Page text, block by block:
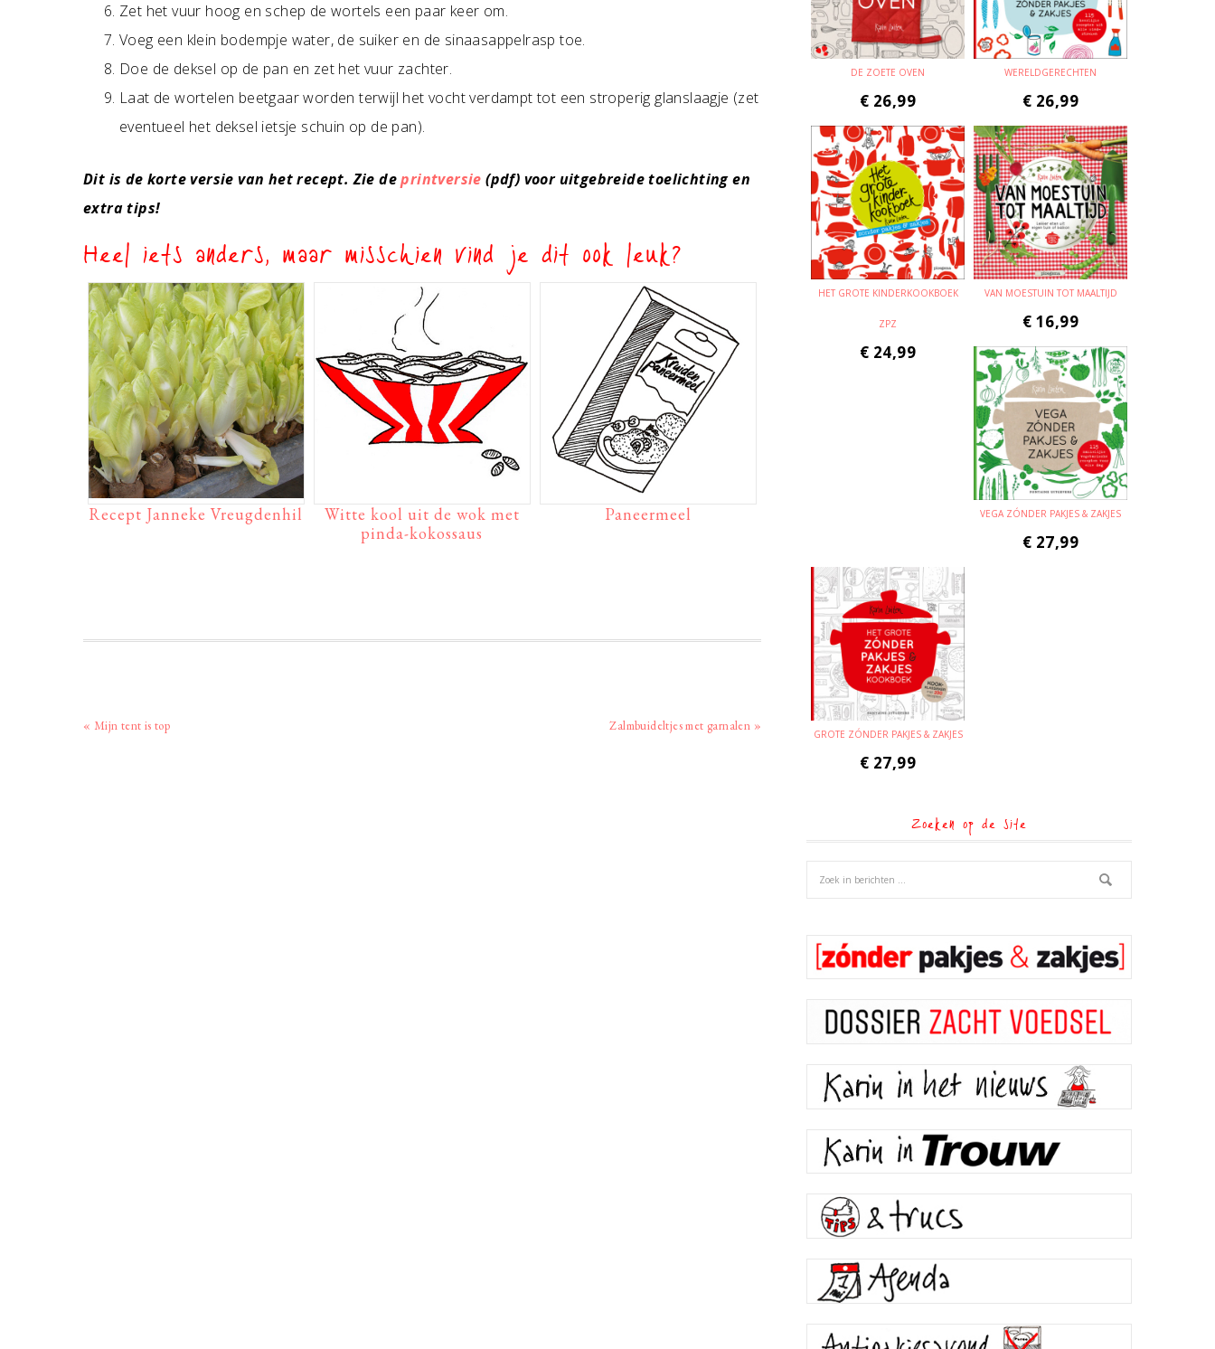
Zet het vuur hoog en schep de wortels een paar keer om.
Voeg een klein bodempje water, de suiker en de sinaasappelrasp toe.
Doe de deksel op de pan en zet het vuur zachter.
Laat de wortelen beetgaar worden terwijl het vocht verdampt tot een stroperig glanslaagje (zet
eventueel het deksel ietsje schuin op de pan).
Dit is de korte versie van het recept. Zie deprintversie (pdf) voor uitgebreide toelichting en
extra tips!
Heel iets anders, maar misschien vind je dit ook leuk?
Recept Janneke Vreugdenhil
Witte kool uit de wok met
pinda-kokossaus
Paneermeel
Vorig
« Mijn tent is top
Volgend
Zalmbuideltjes met garnalen »
DE ZOETE OVEN
€ 26,99
WERELDGERECHTEN
€ 26,99
HET GROTE KINDERKOOKBOEK
ZPZ
€ 24,99
VAN MOESTUIN TOT MAALTIJD
€ 16,99
VEGA ZÓNDER PAKJES & ZAKJES
€ 27,99
GROTE ZÓNDER PAKJES & ZAKJES
€ 27,99
Zoeken op de site